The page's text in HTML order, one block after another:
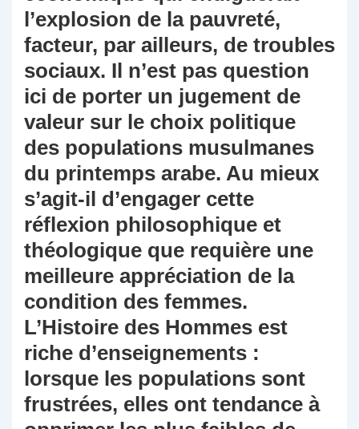
l’explosion de la pauvreté,
facteur, par ailleurs, de troubles
sociaux. Il n’est pas question
ici de porter un jugement de
valeur sur le choix politique
des populations musulmanes
du printemps arabe. Au mieux
s’agit-il d’engager cette
réflexion philosophique et
théologique que requière une
meilleure appréciation de la
condition des femmes.
L’Histoire des Hommes est
riche d’enseignements :
lorsque les populations sont
frustrées, elles ont tendance à